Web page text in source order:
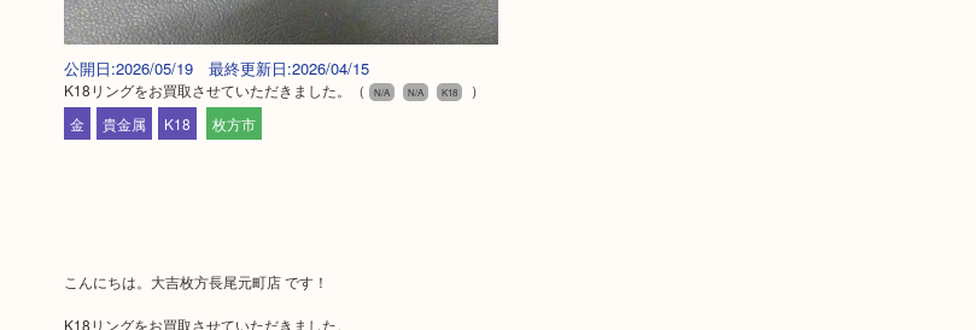
公開日:2026/05/19 最終更新日:2026/04/15
K18リングをお買取させていただきました。 （ N/A N/A K18
）
金
貴金属 K18 枚方市
こんにちは。大吉枚方長尾元町店 です！
K18リングをお買取させていただきました。